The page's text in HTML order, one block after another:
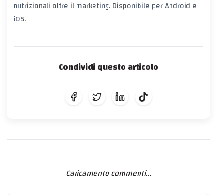
nutrizionali oltre il marketing. Disponibile per Android e
iOS.
Condividi questo articolo
Caricamento commenti...